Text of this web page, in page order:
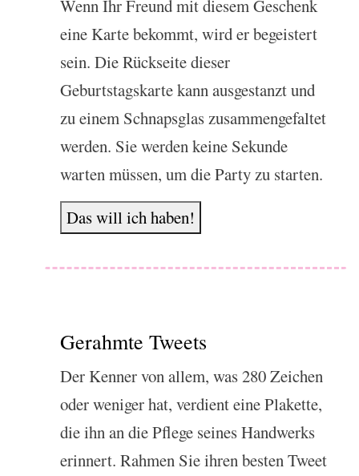
Wenn Ihr Freund mit diesem Geschenk
eine Karte bekommt, wird er begeistert
sein. Die Rückseite dieser
Geburtstagskarte kann ausgestanzt und
zu einem Schnapsglas zusammengefaltet
werden. Sie werden keine Sekunde
warten müssen, um die Party zu starten.
Das will ich haben!
Gerahmte Tweets
Der Kenner von allem, was 280 Zeichen
oder weniger hat, verdient eine Plakette,
die ihn an die Pflege seines Handwerks
erinnert. Rahmen Sie ihren besten Tweet